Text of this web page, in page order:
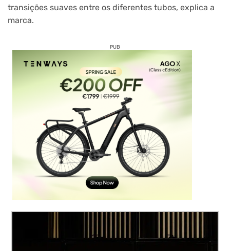
transições suaves entre os diferentes tubos, explica a
marca.
PUB